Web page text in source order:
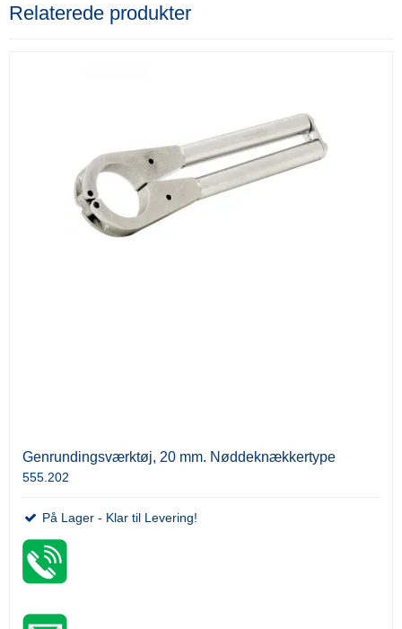
Relaterede produkter
Genrundingsværktøj, 20 mm. Nøddeknækkertype
555.202
På Lager - Klar til Levering!